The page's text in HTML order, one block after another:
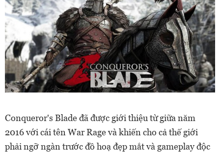
Conqueror's Blade đã được giới thiệu từ giữa năm
2016 với cái tên War Rage và khiến cho cả thế giới
phải ngỡ ngàn trước đồ hoạ đẹp mắt và gameplay độc